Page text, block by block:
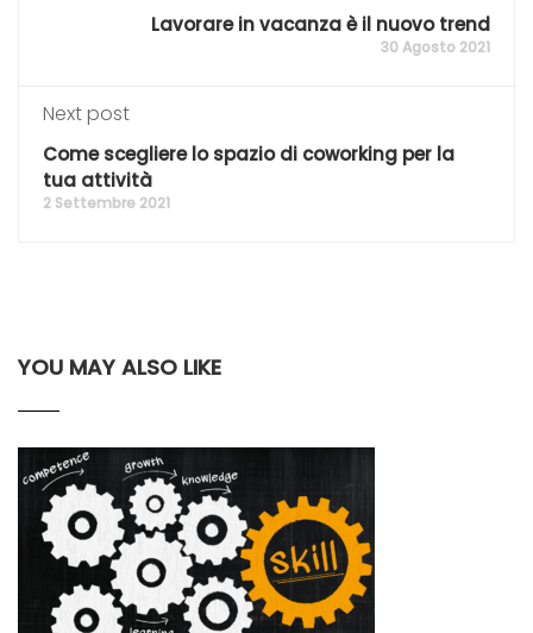
Lavorare in vacanza è il nuovo trend
30 Agosto 2021
Next post
Come scegliere lo spazio di coworking per la
tua attività
2 Settembre 2021
YOU MAY ALSO LIKE